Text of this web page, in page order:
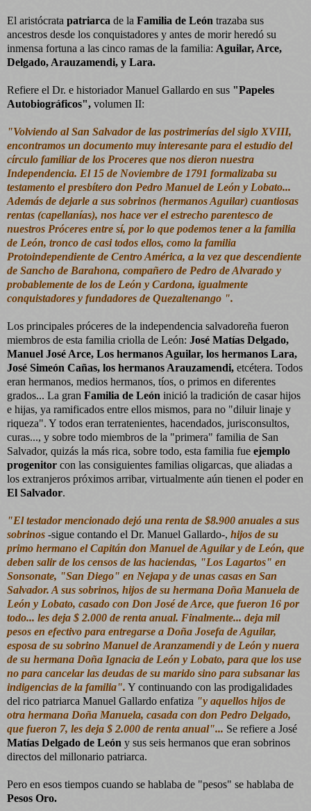
El aristócrata patriarca de la Familia de León trazaba sus
ancestros desde los conquistadores y antes de morir heredó su
inmensa fortuna a las cinco ramas de la familia: Aguilar, Arce,
Delgado, Arauzamendi, y Lara.
Refiere el Dr. e historiador Manuel Gallardo en sus "Papeles
Autobiográficos", volumen II:
"Volviendo al San Salvador de las postrimerías del siglo XVIII,
encontramos un documento muy interesante para el estudio del
círculo familiar de los Proceres que nos dieron nuestra
Independencia. El 15 de Noviembre de 1791 formalizaba su
testamento el presbítero don Pedro Manuel de León y Lobato...
Además de dejarle a sus sobrinos (hermanos Aguilar) cuantiosas
rentas (capellanías), nos hace ver el estrecho parentesco de
nuestros Próceres entre sí, por lo que podemos tener a la familia
de León, tronco de casi todos ellos, como la familia
Protoindependiente de Centro América, a la vez que descendiente
de Sancho de Barahona, compañero de Pedro de Alvarado y
probablemente de los de León y Cardona, igualmente
conquistadores y fundadores de Quezaltenango ".
Los principales próceres de la independencia salvadoreña fueron
miembros de esta familia criolla de León: José Matías Delgado,
Manuel José Arce, Los hermanos Aguilar, los hermanos Lara,
José Simeón Cañas, los hermanos Arauzamendi, etcétera. Todos
eran hermanos, medios hermanos, tíos, o primos en diferentes
grados... La gran Familia de León inició la tradición de casar hijos
e hijas, ya ramificados entre ellos mismos, para no "diluir linaje y
riqueza". Y todos eran terratenientes, hacendados, jurisconsultos,
curas..., y sobre todo miembros de la "primera" familia de San
Salvador, quizás la más rica, sobre todo, esta familia fue ejemplo
progenitor con las consiguientes familias oligarcas, que aliadas a
los extranjeros próximos arribar, virtualmente aún tienen el poder en
El Salvador.
"El testador mencionado dejó una renta de $8.900 anuales a sus
sobrinos -sigue contando el Dr. Manuel Gallardo-, hijos de su
primo hermano el Capitán don Manuel de Aguilar y de León, que
deben salir de los censos de las haciendas, "Los Lagartos" en
Sonsonate, "San Diego" en Nejapa y de unas casas en San
Salvador. A sus sobrinos, hijos de su hermana Doña Manuela de
León y Lobato, casado con Don José de Arce, que fueron 16 por
todo... les deja $ 2.000 de renta anual. Finalmente... deja mil
pesos en efectivo para entregarse a Doña Josefa de Aguilar,
esposa de su sobrino Manuel de Aranzamendi y de León y nuera
de su hermana Doña Ignacia de León y Lobato, para que los use
no para cancelar las deudas de su marido sino para subsanar las
indigencias de la familia". Y continuando con las prodigalidades
del rico patriarca Manuel Gallardo enfatiza "y aquellos hijos de
otra hermana Doña Manuela, casada con don Pedro Delgado,
que fueron 7, les deja $ 2.000 de renta anual"... Se refiere a José
Matías Delgado de León y sus seis hermanos que eran sobrinos
directos del millonario patriarca.
Pero en esos tiempos cuando se hablaba de "pesos" se hablaba de
Pesos Oro.